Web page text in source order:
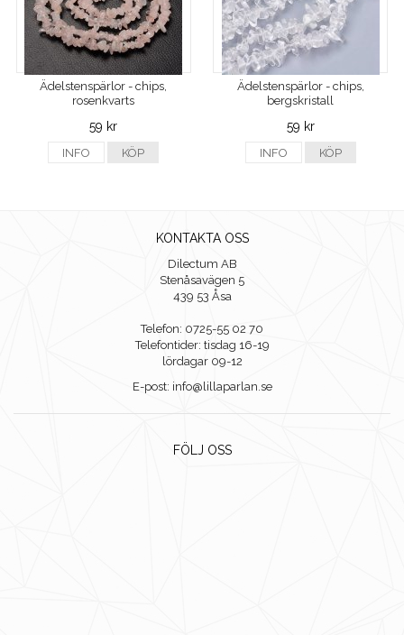
Ädelstenspärlor - chips,
rosenkvarts
59 kr
INFO KÖP
Ädelstenspärlor - chips,
bergskristall
59 kr
INFO KÖP
KONTAKTA OSS
Dilectum AB
Stenåsavägen 5
439 53 Åsa
Telefon: 0725-55 02 70
Telefontider: tisdag 16-19
lördagar 09-12
E-post: info@lillaparlan.se
FÖLJ OSS